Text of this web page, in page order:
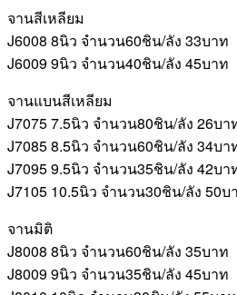
จานสีเหลียม
J6008 8นิว จำนวน60ชิน/ลัง 33บาท
J6009 9นิว จำนวน40ชิน/ลัง 45บาท
จานแบนสีเหลียม
J7075 7.5นิว จำนวน80ชิน/ลัง 26บา
J7085 8.5นิว จำนวน60ชิน/ลัง 34บา
J7095 9.5นิว จำนวน35ชิน/ลัง 42บา
J7105 10.5นิว จำนวน30ชิน/ลัง 50บ
จานมิติ
J8008 8นิว จำนวน60ชิน/ลัง 35บาท
J8009 9นิว จำนวน35ชิน/ลัง 45บาท